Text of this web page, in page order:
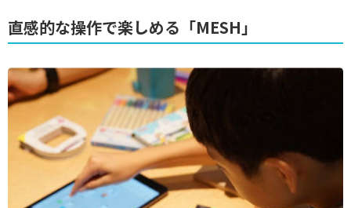
直感的な操作で楽しめる「MESH」